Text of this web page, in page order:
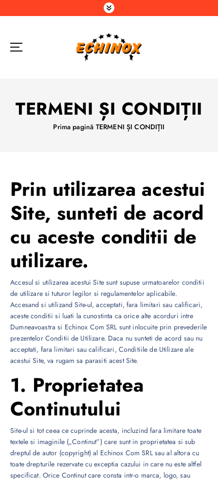
a
TERMENI ȘI CONDIȚII
Prima pagină TERMENI ȘI CONDIȚII
Prin utilizarea acestui
Site, sunteti de acord
cu aceste conditii de
utilizare.
Accesul si utilizarea acestui Site sunt supuse urmatoarelor conditii
de utilizare si tuturor legilor si regulamentelor aplicabile.
Accesand si utilizand Site-ul, acceptati, fara limitari sau calificari,
aceste conditii si luati la cunostinta ca orice alte acorduri intre
Dumneavoastra si Echinox Com SRL sunt inlocuite prin prevederile
prezentelor Conditii de Utilizare. Daca nu sunteti de acord sau nu
acceptati, fara limitari sau calificari, Conditiile de Utilizare ale
acestui Site, va rugam sa parasiti acest Site.
1. Proprietatea
Continutului
Site-ul si tot ceea ce cuprinde acesta, incluzind fara limitare toate
textele si imaginile („Continut”) care sunt in proprietatea si sub
dreptul de autor (copyright) al Echinox Com SRL sau al altora cu
toate drepturile rezervate cu exceptia cazului in care nu este altfel
specificat. Orice Continut care consta intr-o marca, logo, sau